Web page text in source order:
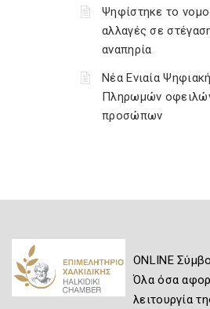
Ψηφίστηκε το
αλλαγές σε
αναπηρία
Νέα Ενιαία
Πληρωμών
προσώπων
ONLINE
Όλα όσα
λειτουργία